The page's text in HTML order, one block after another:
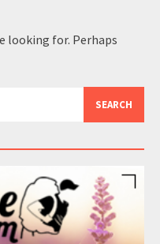
looking for. Perhaps